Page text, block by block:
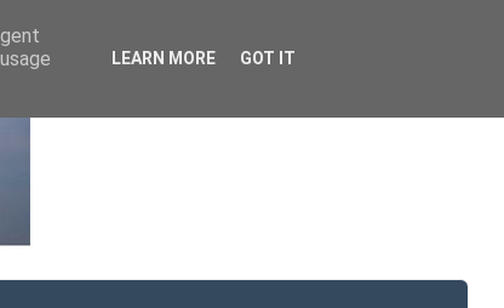
LEARN MORE GOT IT